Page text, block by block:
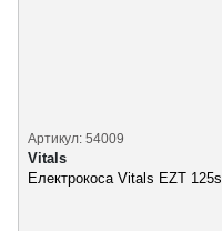
Артикул: 54009
Vitals
Електрокоса Vitals EZT 125s